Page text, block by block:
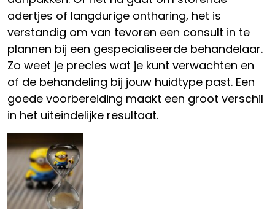
adertjes of langdurige ontharing, het is
verstandig om van tevoren een consult in te
plannen bij een gespecialiseerde behandelaar.
Zo weet je precies wat je kunt verwachten en
of de behandeling bij jouw huidtype past. Een
goede voorbereiding maakt een groot verschil
in het uiteindelijke resultaat.